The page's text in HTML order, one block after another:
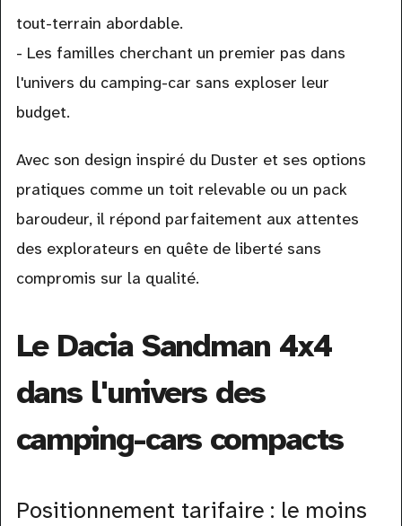
tout-terrain abordable.
- Les familles cherchant un premier pas dans
l'univers du camping-car sans exploser leur
budget.
Avec son design inspiré du Duster et ses options
pratiques comme un toit relevable ou un pack
baroudeur, il répond parfaitement aux attentes
des explorateurs en quête de liberté sans
compromis sur la qualité.
Le Dacia Sandman 4x4
dans l'univers des
camping-cars compacts
Positionnement tarifaire : le moins